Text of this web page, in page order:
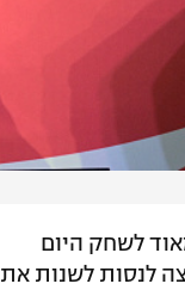
לשחק היום
רוצה לנסות לשנות את